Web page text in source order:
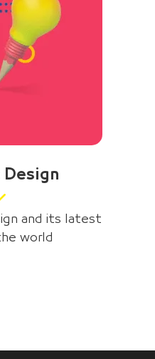
Design
and its latest
world